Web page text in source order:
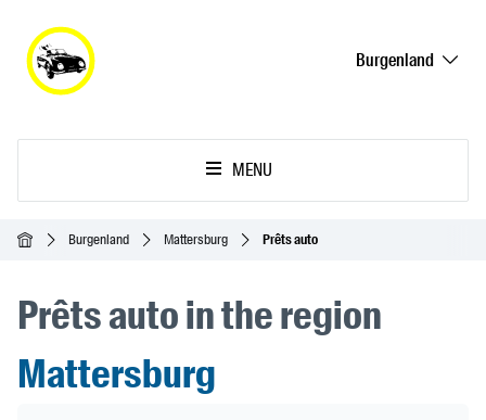
Burgenland
MENU
AccueilBurgenland Mattersburg Prêts auto
Prêts auto in the region
Mattersburg